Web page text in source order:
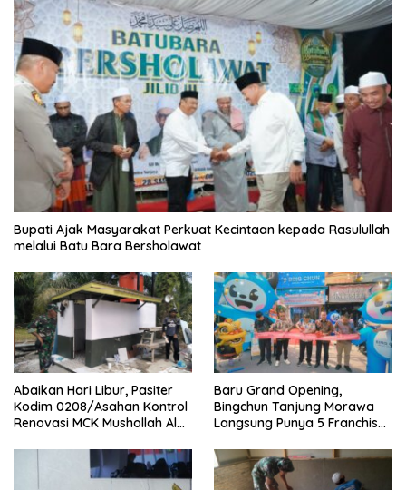
Bupati Ajak Masyarakat Perkuat Kecintaan kepada Rasulullah
melalui Batu Bara Bersholawat
Abaikan Hari Libur, Pasiter
Kodim 0208/Asahan Kontrol
Renovasi MCK Mushollah Al
‎Baru Grand Opening,
Bingchun Tanjung Morawa
Langsung Punya 5 Franchise